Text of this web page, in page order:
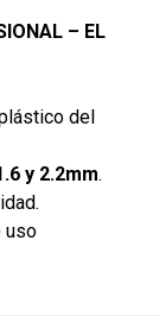
– EL
del
y 2.2mm.
uso